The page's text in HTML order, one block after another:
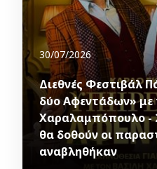
30/07/2026
Διεθνές Φεστιβάλ
δύο Αφεντάδων» με
Χαραλαμπόπουλο -
θα δοθούν οι
αναβληθήκαν